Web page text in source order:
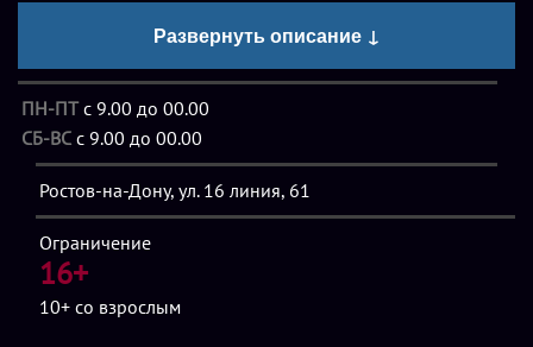
настоящее чудовище, а всех окружающих – в трепещущих
от страха жертв.
Людоед – активный участник игры, поэтому он не
собирается тихо сидеть в темном углу, плести сеть, словно
паук, и ждать, когда в его ловушки попадутся все до
слабо сопротивляющихся квестеров в свои тайные
укрывища, где вдоволь насладится своим торжеством.
Приготовьтесь к тому, что вас будут толкать, бить шокером,
Развернуть описание ↓
ПН-ПТс 9.00 до 00.00
СБ-ВС с 9.00 до 00.00
Ростов-на-Дону, ул. 16 линия, 61
Ограничение
16+
10+ со взрослым